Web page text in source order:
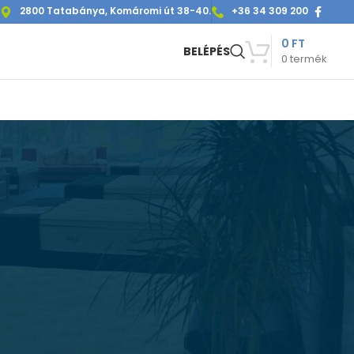
2800 Tatabánya, Komáromi út 38-40. +36 34 309 200
BELÉPÉS 0 termék
0 FT